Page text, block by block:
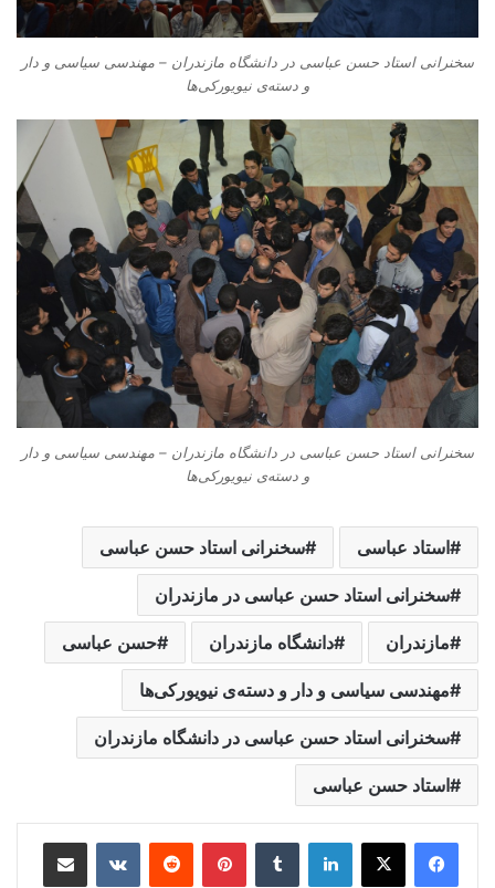
سخنرانی استاد حسن عباسی در دانشگاه مازندران – مهندسی سیاسی و دار
و دسته‌‌ی نیویورکی‌ها
سخنرانی استاد حسن عباسی در دانشگاه مازندران – مهندسی سیاسی و دار
و دسته‌‌ی نیویورکی‌ها
استاد عباسی سخنرانی استاد حسن عباسی
سخنرانی استاد حسن عباسی در مازندران
مازندران دانشگاه مازندران حسن عباسی
مهندسی سیاسی و دار و دسته‌ی نیویورکی‌ها
سخنرانی استاد حسن عباسی در دانشگاه مازندران
استاد حسن عباسی
لینکدین ‫تامبلر ‫پین‌ترست‫رددیت ‫VKontakteاشتراک گذاری از طریق ایمیل